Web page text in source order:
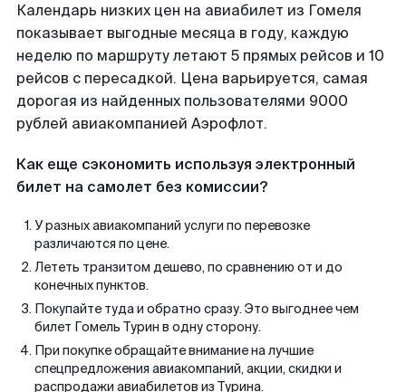
Календарь низких цен на авиабилет из Гомеля
показывает выгодные месяца в году, каждую
неделю по маршруту летают 5 прямых рейсов и 10
рейсов с пересадкой. Цена варьируется, самая
дорогая из найденных пользователями 9000
рублей авиакомпанией Аэрофлот.
Как еще сэкономить используя электронный
билет на самолет без комиссии?
У разных авиакомпаний услуги по перевозке
различаются по цене.
Лететь транзитом дешево, по сравнению от и до
конечных пунктов.
Покупайте туда и обратно сразу. Это выгоднее чем
билет Гомель Турин в одну сторону.
При покупке обращайте внимание на лучшие
спецпредложения авиакомпаний, акции, скидки и
распродажи авиабилетов из Турина.